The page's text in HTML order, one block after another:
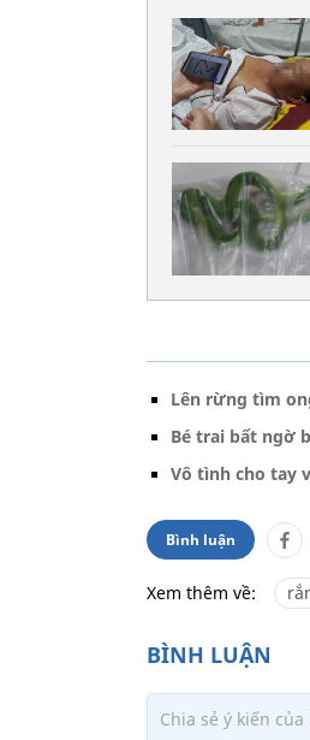
Lên rừng tìm
Bé trai bất ngờ
Vô tình cho tay
Bình luận
Xem thêm về: